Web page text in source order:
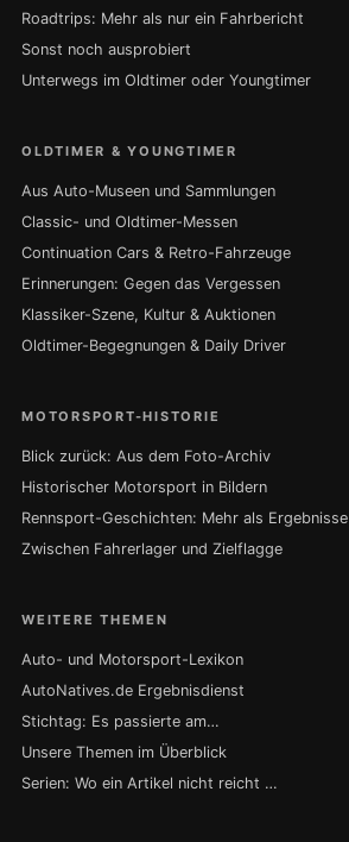
Roadtrips: Mehr als nur ein Fahrbericht
Sonst noch ausprobiert
Unterwegs im Oldtimer oder Youngtimer
OLDTIMER & YOUNGTIMER
Aus Auto-Museen und Sammlungen
Classic- und Oldtimer-Messen
Continuation Cars & Retro-Fahrzeuge
Erinnerungen: Gegen das Vergessen
Klassiker-Szene, Kultur & Auktionen
Oldtimer-Begegnungen & Daily Driver
MOTORSPORT-HISTORIE
Blick zurück: Aus dem Foto-Archiv
Historischer Motorsport in Bildern
Rennsport-Geschichten: Mehr als Ergebnisse
Zwischen Fahrerlager und Zielflagge
WEITERE THEMEN
Auto- und Motorsport-Lexikon
AutoNatives.de Ergebnisdienst
Stichtag: Es passierte am…
Unsere Themen im Überblick
Serien: Wo ein Artikel nicht reicht …